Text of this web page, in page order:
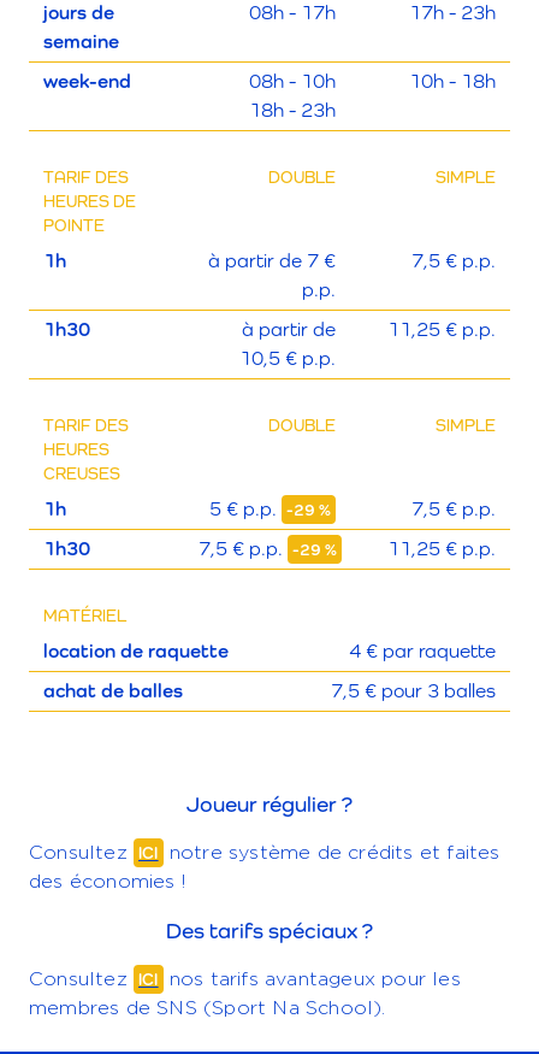
jours de
semaine
08h - 17h 17h - 23h
week-end
08h - 10h
18h - 23h
10h - 18h
TARIF DES
HEURES DE
POINTE
DOUBLE SIMPLE
1h
à partir de 7 €
p.p.
7,5 € p.p.
1h30
à partir de
10,5 € p.p.
11,25 € p.p.
TARIF DES
HEURES
CREUSES
DOUBLE SIMPLE
1h 5 € p.p. -29 %
7,5 € p.p.
1h30
7,5 € p.p. -29 % 11,25 € p.p.
MATÉRIEL
location de raquette
4 € par raquette
achat de balles
7,5 € pour 3 balles
Joueur régulier ?
Consultez ICI
notre système de crédits et faites
des économies !
Des tarifs spéciaux ?
Consultez ICI
nos tarifs avantageux pour les
membres de SNS (Sport Na School).